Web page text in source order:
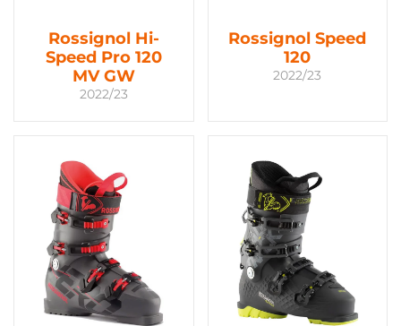
Rossignol Hi-
Speed Pro 120
MV GW
2022/23
Rossignol Speed
120
2022/23